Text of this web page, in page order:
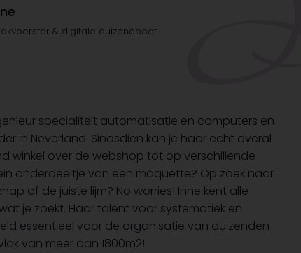
& digitale duizendpoot
specialiteit automatisatie en computers en
in Neverland. Sindsdien kan je haar echt overal
winkel over de webshop tot op verschillende
onderdeeltje van een maquette? Op zoek naar
of de juiste lijm? No worries! Inne kent alle
je zoekt. Haar talent voor systematiek en
essentieel voor de organisatie van duizenden
van meer dan 1800m2!